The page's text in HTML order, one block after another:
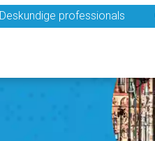
Deskundige professionals